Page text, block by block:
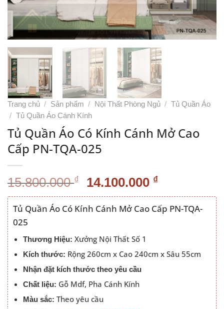
Trang chủ / Sản phẩm / Nội Thất Phòng Ngủ / Tủ Quần Áo
/ Tủ Quần Áo Cánh Kính
Tủ Quần Áo Có Kính Cánh Mở Cao
Cấp PN-TQA-025
15.800.000₫ Giá
gốc
là:
14.100.000 ₫Giá
hiện
tại
Tủ Quần Áo Có Kính Cánh Mở Cao Cấp PN-TQA-
025
Thương Hiệu: Xưởng Nội Thất Số 1
Kích thước: Rộng 260cm x Cao 240cm x Sâu 55cm
Nhận đặt kích thước theo yêu cầu
Chất liệu: Gỗ Mdf, Pha Cánh Kính
Màu sắc: Theo yêu cầu